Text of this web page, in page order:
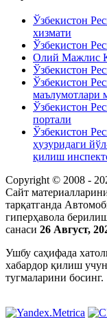
Ўзбекистон
хизмати
Ўзбекистон
Олий Мажлис
Ўзбекистон
Ўзбекистон
маълумотлари
Ўзбекистон
портали
Ўзбекистон
ҳузуридаги
қилиш
Copyright © 2008 -
Сайт
тарқатганда
гиперҳавола
санаси 26 Август,
Ушбу саҳифада
xабардор қилиш
тугмаларини босинг.